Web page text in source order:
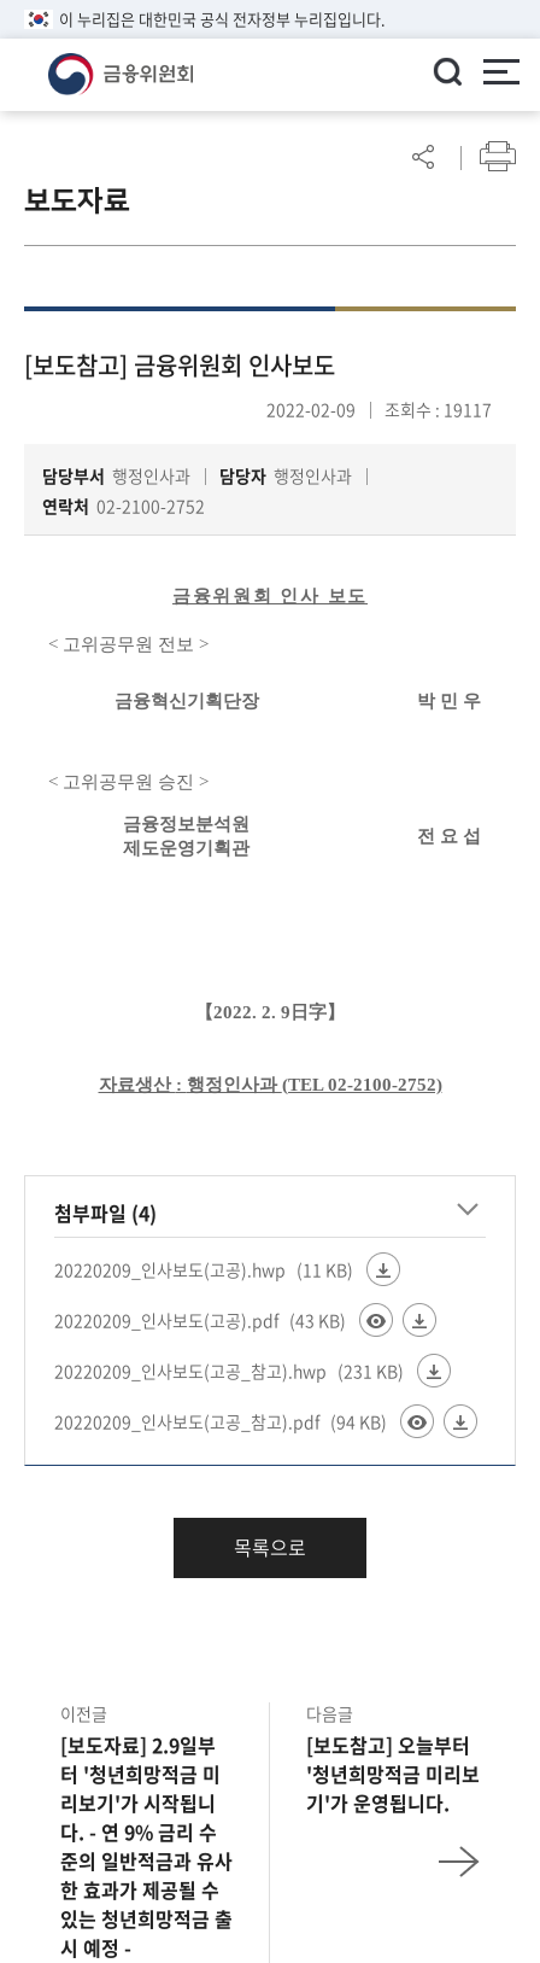
이 누리집은 대한민국 공식 전자정부 누리집입니다.
린
이알
참
여
책
보도자료
[보도참고] 금융위원회 인사보도
2022-02-09 조회수 : 19117
담당부서 행정인사과 담당자 행정인사과
연락처 02-2100-2752
금융위원회 인사 보도
< 고위공무원 전보 >
금융혁신기획단장 박 민 우
< 고위공무원 승진 >
금융정보분석원
제도운영기획관
전 요 섭
【2022. 2. 9 日字】
자료생산 : 행정인사과(TEL 02-2100-2752)
첨부파일 (4)
20220209_인사보도(고공).hwp (11 KB)
20220209_인사보도(고공).pdf (43 KB)
20220209_인사보도(고공_참고).hwp (231 KB)
20220209_인사보도(고공_참고).pdf (94 KB)
목록으로
이전글
[보도자료] 2.9일부
터 '청년희망적금 미
리보기'가 시작됩니
다. - 연 9% 금리 수
준의 일반적금과 유사
한 효과가 제공될 수
있는 청년희망적금 출
시 예정 -
다음글
[보도참고] 오늘부터
'청년희망적금 미리보
기'가 운영됩니다.